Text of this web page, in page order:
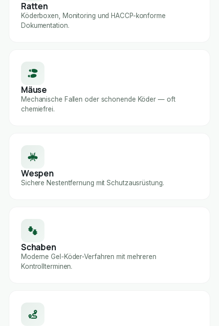
Ratten
Köderboxen, Monitoring und HACCP-konforme
Dokumentation.
Mäuse
Mechanische Fallen oder schonende Köder — oft
chemiefrei.
Wespen
Sichere Nestentfernung mit Schutzausrüstung.
Schaben
Moderne Gel-Köder-Verfahren mit mehreren
Kontrollterminen.